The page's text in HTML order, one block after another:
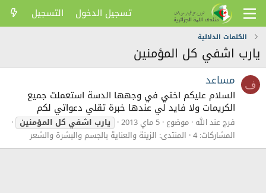
تسجيل الدخول التسجيل
الكلمات الدلالية
يارب اشفي كل المؤمنين
ف مساعد
السلام عليكم اختي في وجهها الدسة استعملت جميع
الكريمات ولا فايد لي عندها خبرة تقلي دعواتي لكم
فرج عند الله موضوع 5 ماي 2013 يارباشفيكلالمؤمنين
المشاركات: 4
المنتدى: الزينة والعناية بالجسم والبشرة والشعر